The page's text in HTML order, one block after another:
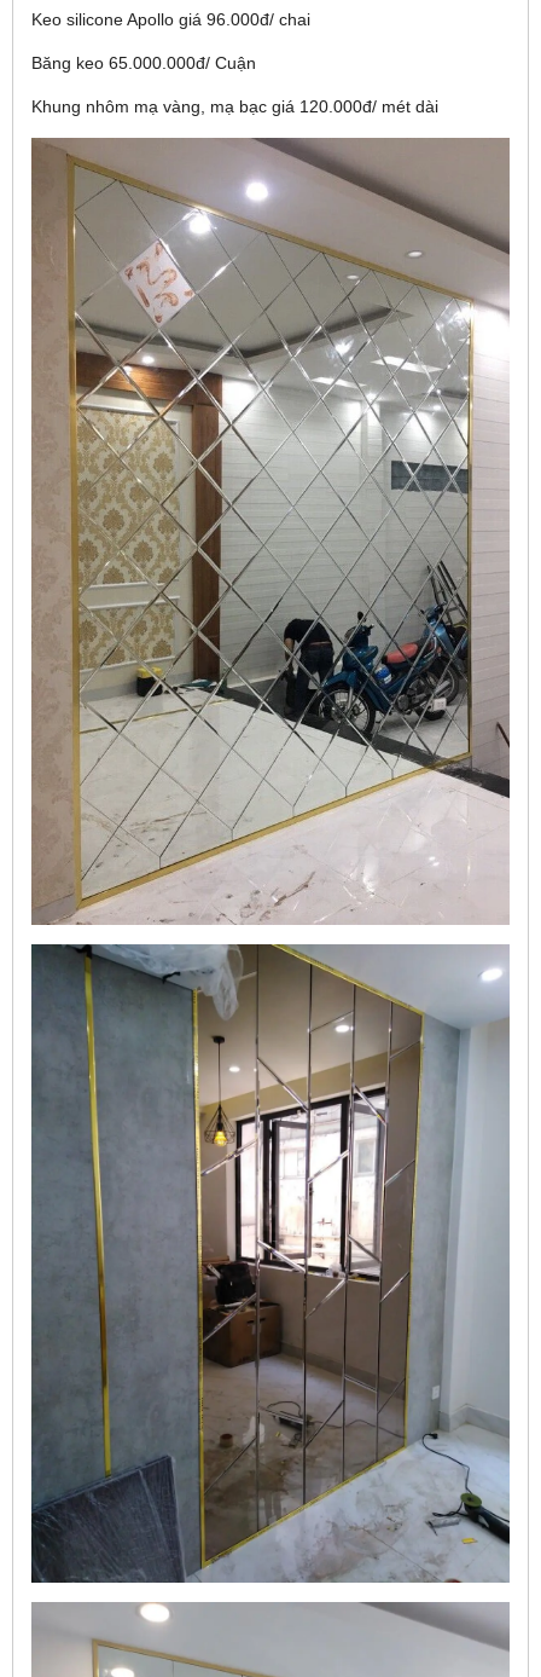
Keo silicone Apollo giá 96.000đ/ chai
Băng keo 65.000.000đ/ Cuận
Khung nhôm mạ vàng, mạ bạc giá 120.000đ/ mét dài